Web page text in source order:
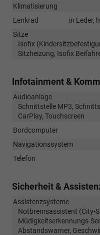
Klimatisierung
Lenkrad
in Leder,
Sitze
Isofix
Sitzheizung, Isofix
Infotainment &
Audioanlage
Schnittstelle MP3,
CarPlay, Touchscreen
Bordcomputer
Navigationssystem
Telefon
Sicherheit &
Assistenzsysteme
Notbremsassistent (City-
Müdigkeitserkennungs-
Abstandswarner,